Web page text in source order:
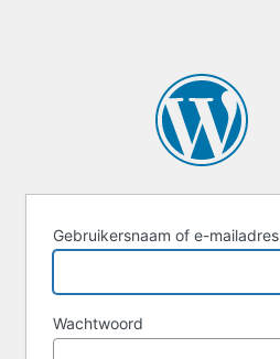
Gebruikersnaam of e-mailadres
Wachtwoord